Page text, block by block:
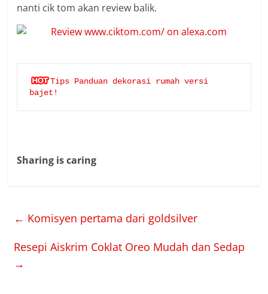
nanti cik tom akan review balik.
Tips Panduan dekorasi rumah versi
bajet!
Sharing is caring
← Komisyen pertama dari goldsilver
Resepi Aiskrim Coklat Oreo Mudah dan Sedap
→